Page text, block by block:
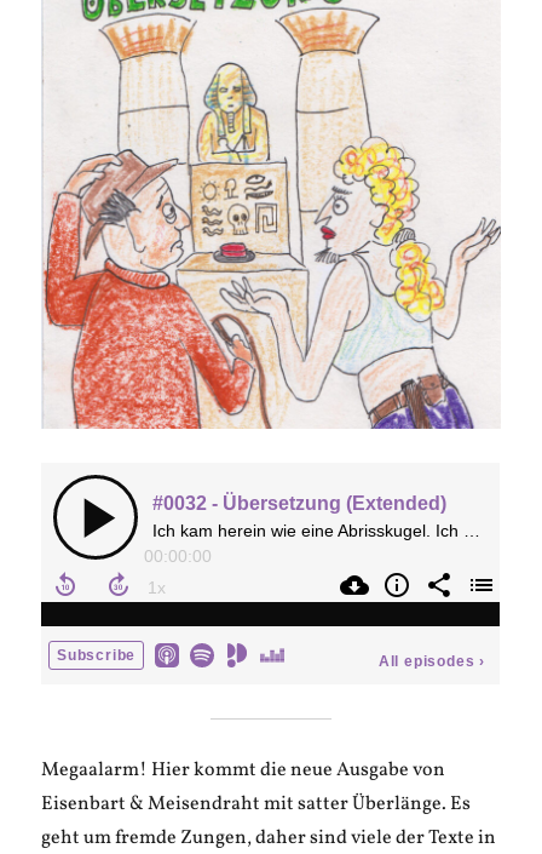
Megaalarm! Hier kommt die neue Ausgabe von
Eisenbart & Meisendraht mit satter Überlänge. Es
geht um fremde Zungen, daher sind viele der Texte in